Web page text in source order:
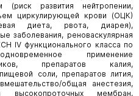
(риск развития нейтропении,
циркулирующей крови (ОЦК)
диета, рвота, диарея),
заболевания, реноваскулярная
IV функционального класса по
применение
препаратов калия,
соли, препаратов лития,
общая анестезия,
мембран,